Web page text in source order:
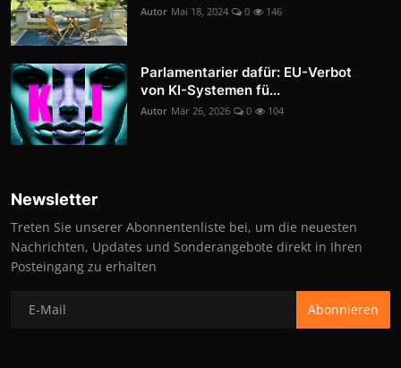
Autor Mai 18, 2024 0 146
Parlamentarier dafür: EU-Verbot
von KI-Systemen fü...
Autor Mär 26, 2026 0 104
Newsletter
Treten Sie unserer Abonnentenliste bei, um die neuesten
Nachrichten, Updates und Sonderangebote direkt in Ihren
Posteingang zu erhalten
Abonnieren